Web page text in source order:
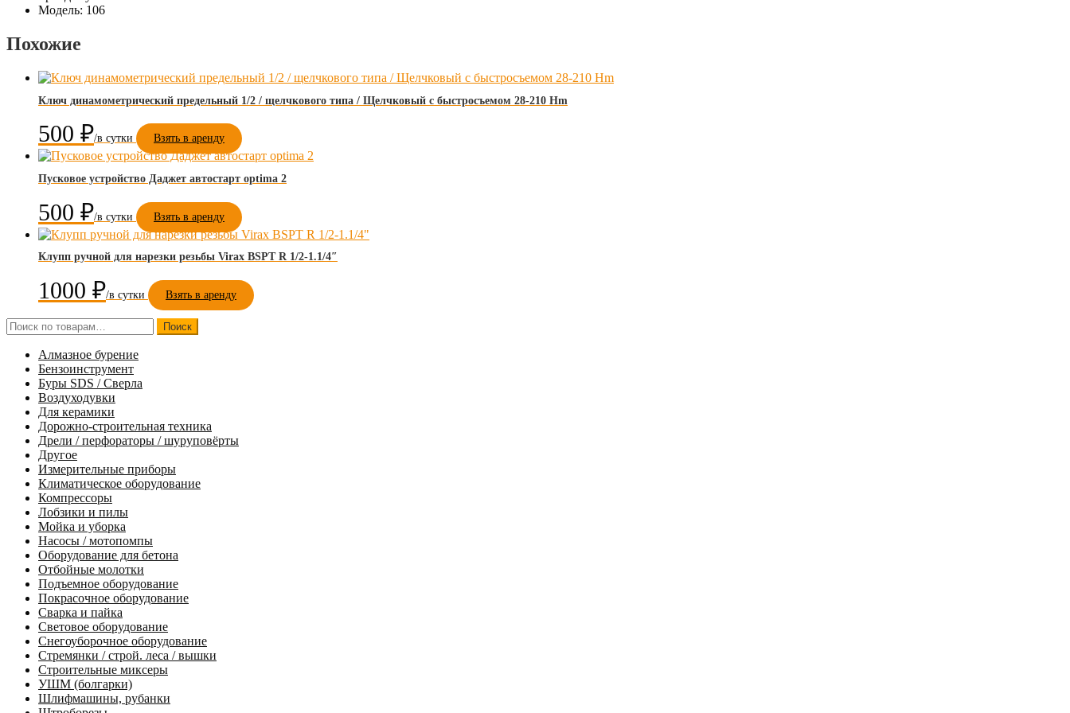
Модель: 106
Похожие
Ключ динамометрический предельный 1/2 / щелчкового типа / Щелчковый с быстросъемом 28-210 Hm
500 ₽ Взять в аренду
Пусковое устройство Даджет автостарт optima 2
500 ₽ Взять в аренду
Клупп ручной для нарезки резьбы Virax BSPT R 1/2-1.1/4″
1000 ₽ Взять в аренду
Искать: Поиск
Алмазное бурение
Бензоинструмент
Буры SDS / Сверла
Воздуходувки
Для керамики
Дорожно-строительная техника
Дрели / перфораторы / шуруповёрты
Другое
Измерительные приборы
Климатическое оборудование
Компрессоры
Лобзики и пилы
Мойка и уборка
Насосы / мотопомпы
Оборудование для бетона
Отбойные молотки
Подъемное оборудование
Покрасочное оборудование
Сварка и пайка
Световое оборудование
Снегоуборочное оборудование
Стремянки / строй. леса / вышки
Строительные миксеры
УШМ (болгарки)
Шлифмашины, рубанки